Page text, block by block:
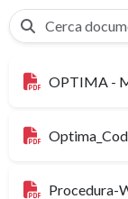
OPTIMA -
Procedura-